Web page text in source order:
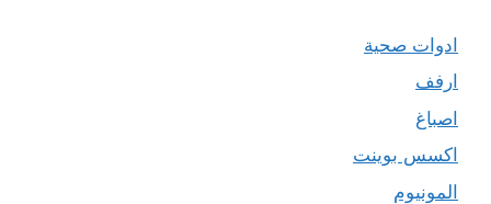
ادوات صحية
ارفف
اصباغ
اكسس بوينت
المونيوم